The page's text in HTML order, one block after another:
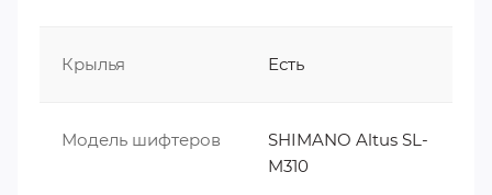
Крылья Есть
Модель шифтеров
SHIMANO Altus SL-
M310